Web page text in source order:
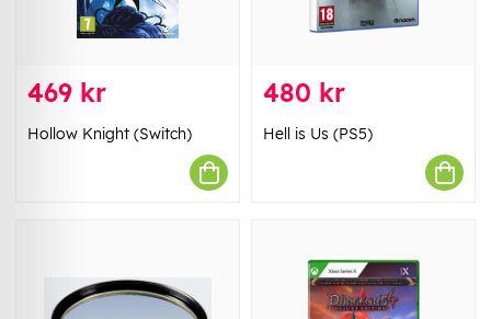
469 kr
Hollow Knight (Switch)
480 kr
Hell is Us (PS5)